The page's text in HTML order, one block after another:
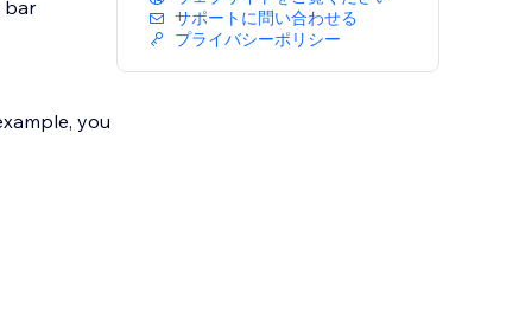
bar
you
サポートに問い合わせる
プライバシーポリシー